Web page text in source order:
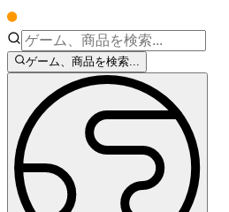
ゲーム、商品を検索...